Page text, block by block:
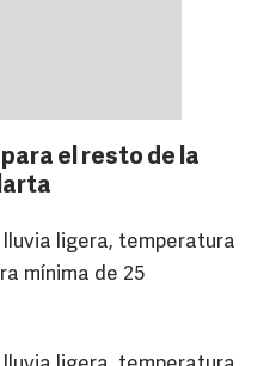
el resto de la
lluvia ligera, temperatura
mínima de 25